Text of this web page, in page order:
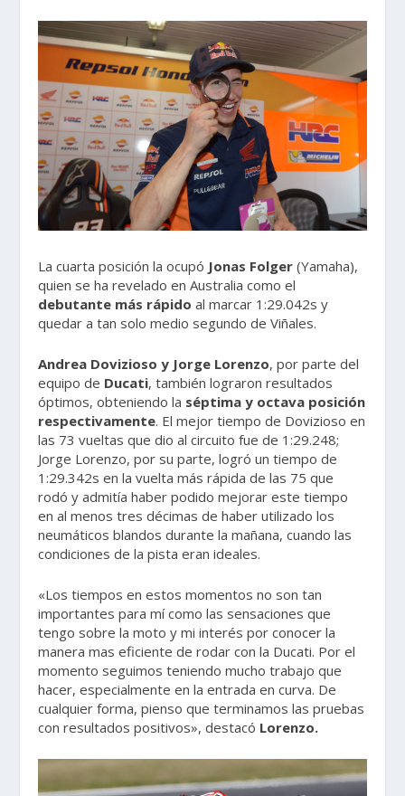
La cuarta posición la ocupó Jonas Folger (Yamaha),
quien se ha revelado en Australia como el
debutante más rápido al marcar 1:29.042s y
quedar a tan solo medio segundo de Viñales.
Andrea Dovizioso y Jorge Lorenzo, por parte del
equipo de Ducati, también lograron resultados
óptimos, obteniendo la séptima y octava posición
respectivamente. El mejor tiempo de Dovizioso en
las 73 vueltas que dio al circuito fue de 1:29.248;
Jorge Lorenzo, por su parte, logró un tiempo de
1:29.342s en la vuelta más rápida de las 75 que
rodó y admitía haber podido mejorar este tiempo
en al menos tres décimas de haber utilizado los
neumáticos blandos durante la mañana, cuando las
condiciones de la pista eran ideales.
«Los tiempos en estos momentos no son tan
importantes para mí como las sensaciones que
tengo sobre la moto y mi interés por conocer la
manera mas eficiente de rodar con la Ducati. Por el
momento seguimos teniendo mucho trabajo que
hacer, especialmente en la entrada en curva. De
cualquier forma, pienso que terminamos las pruebas
con resultados positivos», destacó Lorenzo.